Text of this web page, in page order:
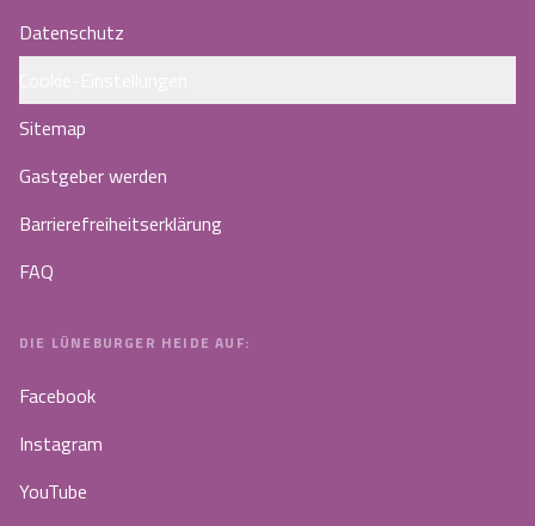
Datenschutz
Sitemap
Gastgeber werden
Barrierefreiheitserklärung
FAQ
DIE LÜNEBURGER HEIDE AUF:
Facebook
Instagram
YouTube